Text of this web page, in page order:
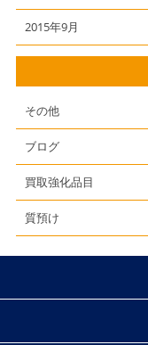
2015年9月
その他
ブログ
買取強化品目
質預け